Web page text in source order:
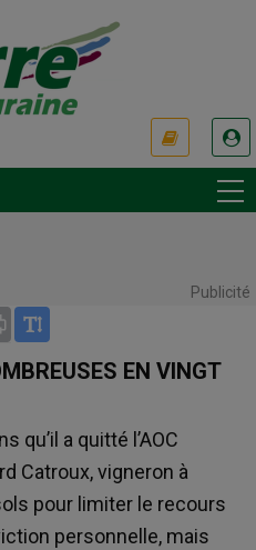
Publicité
Print
EN VINGT
qu’il a quitté l’AOC
Catroux, vigneron à
pour limiter le recours
personnelle, mais